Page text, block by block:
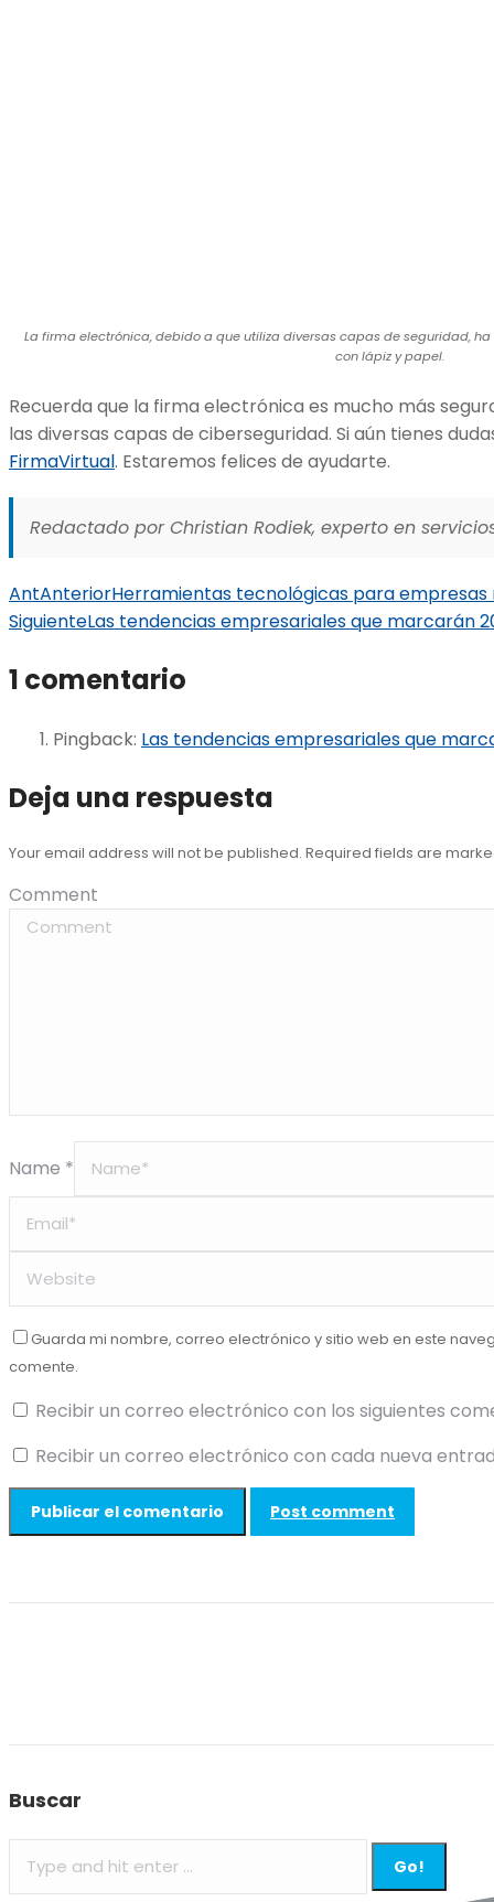
La firma electrónica, debido a que utiliza diversas capas de seguridad,
con lápiz y papel.
Recuerda que la firma electrónica es mucho más
las diversas capas de ciberseguridad. Si aún tienes
FirmaVirtual. Estaremos felices de ayudarte.
Redactado por Christian Rodiek, experto en
AntAnteriorHerramientas tecnológicas para empresas
SiguienteLas tendencias empresariales que marcarán
1 comentario
Pingback: Las tendencias empresariales que
Deja una respuesta
Your email address will not be published. Required fields are
Comment
Name *
Guarda mi nombre, correo electrónico y sitio web en este
comente.
Recibir un correo electrónico con los siguientes
Recibir un correo electrónico con cada nueva
Post comment
Buscar